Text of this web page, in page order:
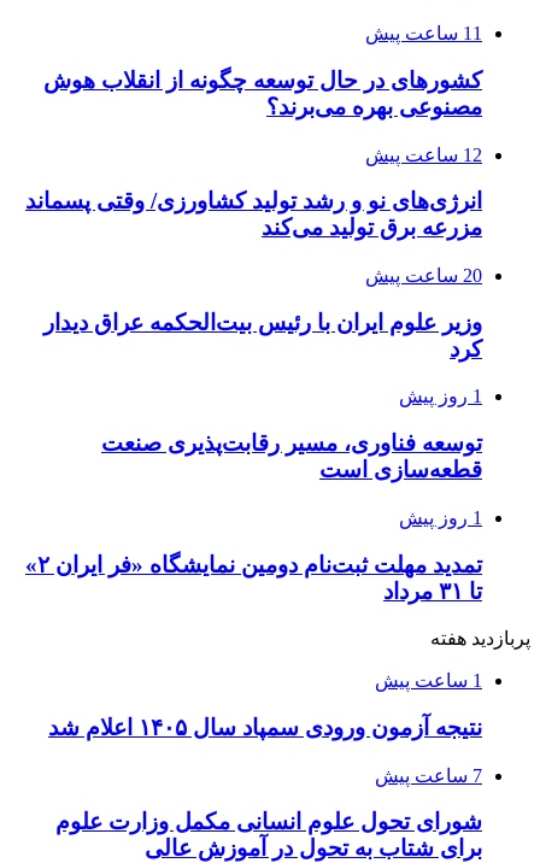
11 ساعت پیش
کشورهای در حال توسعه چگونه از انقلاب هوش
مصنوعی بهره می‌برند؟
12 ساعت پیش
انرژی‌های نو و رشد تولید کشاورزی/ وقتی پسماند
مزرعه‌ برق تولید می‌کند
20 ساعت پیش
وزیر علوم ایران با رئیس بیت‌الحکمه عراق دیدار
کرد
1 روز پیش
توسعه فناوری، مسیر رقابت‌پذیری صنعت
قطعه‌سازی است
1 روز پیش
تمدید مهلت ثبت‌نام دومین نمایشگاه «فر ایران ۲»
تا ۳۱ مرداد
پربازدید هفته
1 ساعت پیش
نتیجه آزمون ورودی سمپاد سال ۱۴۰۵ اعلام شد
7 ساعت پیش
شورای تحول علوم انسانی مکمل وزارت علوم
برای شتاب به تحول در آموزش عالی